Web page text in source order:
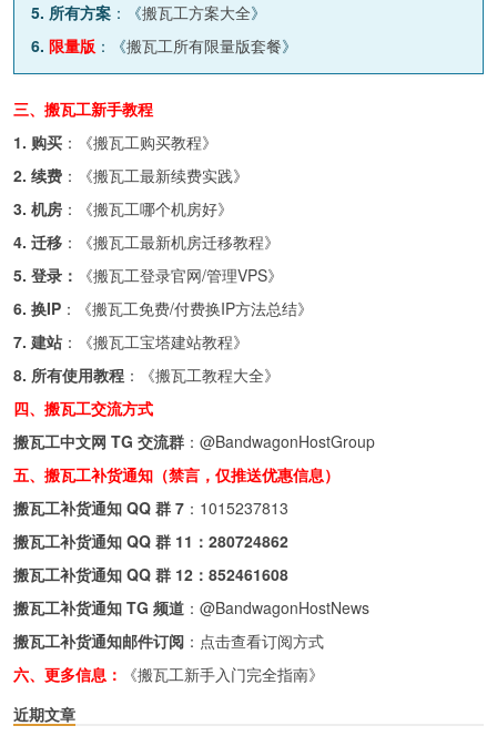
5. 所有方案 ：《搬瓦工方案大全》
6. 限量版 ：《搬瓦工所有限量版套餐》
三、搬瓦工新手教程
1. 购买 ：《搬瓦工购买教程》
2. 续费 ：《搬瓦工最新续费实践》
3. 机房 ：《搬瓦工哪个机房好》
4. 迁移 ：《搬瓦工最新机房迁移教程》
5. 登录：
《搬瓦工登录官网/管理VPS》
6. 换IP ：《搬瓦工免费/付费换IP方法总结》
7. 建站 ：《搬瓦工宝塔建站教程》
8. 所有使用教程 ：《搬瓦工教程大全》
四、搬瓦工交流方式
搬瓦工中文网 TG 交流群 ： @BandwagonHostGroup
五、搬瓦工补货通知（禁言，仅推送优惠信息）
搬瓦工补货通知 QQ 群 7 ： 1015237813
搬瓦工补货通知 QQ 群 11： 280724862
搬瓦工补货通知 QQ 群 12： 852461608
搬瓦工补货通知 TG 频道 ： @BandwagonHostNews
搬瓦工补货通知邮件订阅 ： 点击查看订阅方式
六、更多信息：
《搬瓦工新手入门完全指南》
近期文章